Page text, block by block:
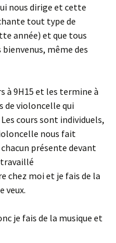
nous dirige et cette
tout type de
année) et que tous
même des
à 9H15 et les termine à
de violoncelle qui
cours sont individuels,
nous fait
présente devant
travaillé
chez moi et je fais de la
veux.
je fais de la musique et